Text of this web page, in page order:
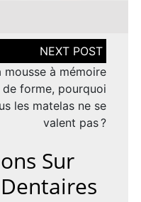
mousse à mémoire
de forme, pourquoi
les matelas ne se
valent pas ?
Sur